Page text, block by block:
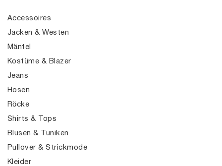
Accessoires
Jacken & Westen
Mäntel
Kostüme & Blazer
Jeans
Hosen
Röcke
Shirts & Tops
Blusen & Tuniken
Pullover & Strickmode
Kleider